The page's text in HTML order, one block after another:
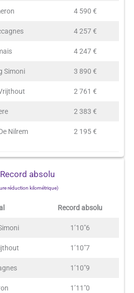
4 590 €
4 257 €
4 247 €
Simoni 3 890 €
2 761 €
2 383 €
Nilrem 2 195 €
Record absolu
réduction kilométrique)
Record absolu
1’10″6
1’10″7
1’10″9
1’11″0